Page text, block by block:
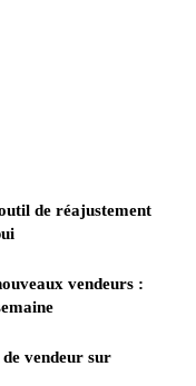
de réajustement
vendeurs :
vendeur sur